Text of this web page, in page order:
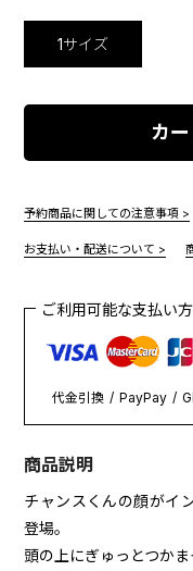
1サイズ
カ
予約商品に関しての注意事項 >
お支払い・配送について >
ご利用可能な支払
代金引換 PayPay
商品説明
チャンスくんの顔がイ
登場。
頭の上にぎゅっとつか